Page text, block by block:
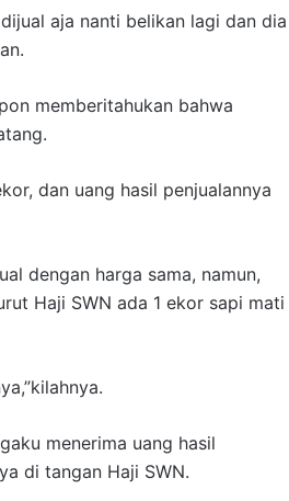
aja nanti belikan lagi dan dia
memberitahukan bahwa
dan uang hasil penjualannya
dengan harga sama, namun,
Haji SWN ada 1 ekor sapi mati
menerima uang hasil
di tangan Haji SWN.